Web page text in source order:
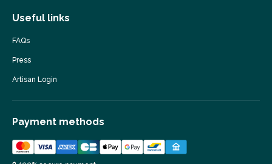
Useful links
FAQs
Press
Artisan Login
Payment methods